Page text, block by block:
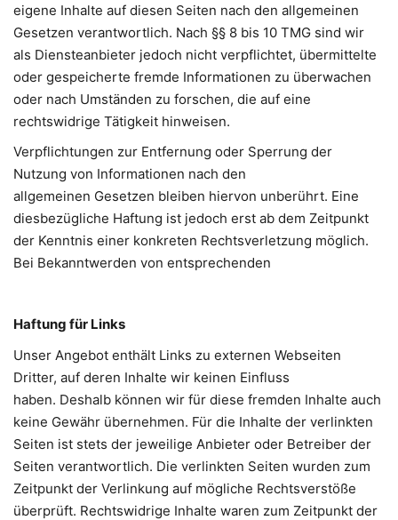
eigene Inhalte auf diesen Seiten nach den allgemeinen
Gesetzen verantwortlich. Nach §§ 8 bis 10 TMG sind wir
als Diensteanbieter jedoch nicht verpflichtet, übermittelte
oder gespeicherte fremde Informationen zu überwachen
oder nach Umständen zu forschen, die auf eine
rechtswidrige Tätigkeit hinweisen.
Verpflichtungen zur Entfernung oder Sperrung der
Nutzung von Informationen nach den
allgemeinen Gesetzen bleiben hiervon unberührt. Eine
diesbezügliche Haftung ist jedoch erst ab dem Zeitpunkt
der Kenntnis einer konkreten Rechtsverletzung möglich.
Bei Bekanntwerden von entsprechenden
Haftung für Links
Unser Angebot enthält Links zu externen Webseiten
Dritter, auf deren Inhalte wir keinen Einfluss
haben. Deshalb können wir für diese fremden Inhalte auch
keine Gewähr übernehmen. Für die Inhalte der verlinkten
Seiten ist stets der jeweilige Anbieter oder Betreiber der
Seiten verantwortlich. Die verlinkten Seiten wurden zum
Zeitpunkt der Verlinkung auf mögliche Rechtsverstöße
überprüft. Rechtswidrige Inhalte waren zum Zeitpunkt der